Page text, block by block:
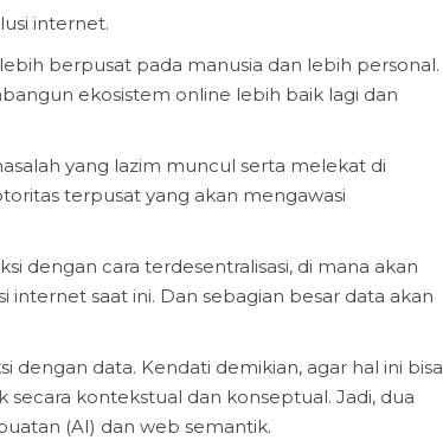
internet.
berpusat pada manusia dan lebih personal.
ekosistem online lebih baik lagi dan
yang lazim muncul serta melekat di
terpusat yang akan mengawasi
dengan cara terdesentralisasi, di mana akan
saat ini. Dan sebagian besar data akan
dengan data. Kendati demikian, agar hal ini bisa
kontekstual dan konseptual. Jadi, dua
(AI) dan web semantik.